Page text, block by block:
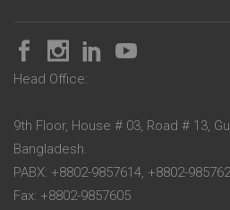
Head Office:
9th Floor, House # 03, Road # 13,
Bangladesh.
PABX: +8802-9857614, +8802-
Fax: +8802-9857605